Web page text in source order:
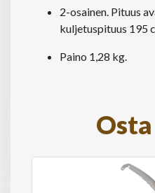
2-osainen. Pituus
kuljetuspituus 195
Paino 1,28 kg.